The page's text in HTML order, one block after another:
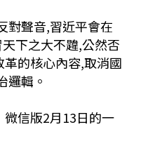
對聲音,習近平會在
下之大不韙,公然否
的核心內容,取消國
邏輯。
信版2月13日的一